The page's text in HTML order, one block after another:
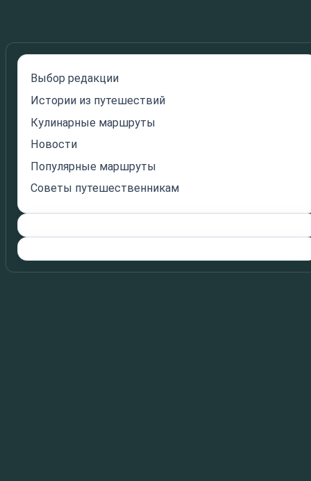
Выбор редакции
Истории из путешествий
Кулинарные маршруты
Новости
Популярные маршруты
Советы путешественникам